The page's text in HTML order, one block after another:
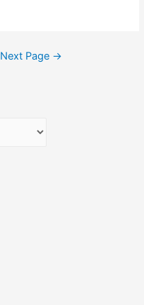
Next Page →